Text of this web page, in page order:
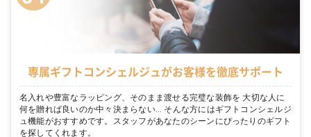
専属ギフトコンシェルジュがお客様を徹底サポート
名入れや豊富なラッピング、そのまま渡せる完璧な装飾を 大切な人に
何を贈れば良いのか中々決まらない… そんな方にはギフトコンシェルジ
ュ機能がおすすめです。スタッフがあなたのシーンにぴったりのギフト
を探してくれます。